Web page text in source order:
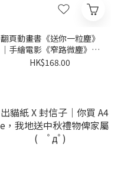
翻頁動畫書《送你一粒塵》
｜手繪電影《窄路微塵》片
段
HK$168.00